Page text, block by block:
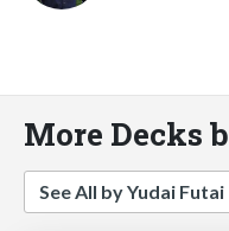
More Decks
See All by Yudai Futai